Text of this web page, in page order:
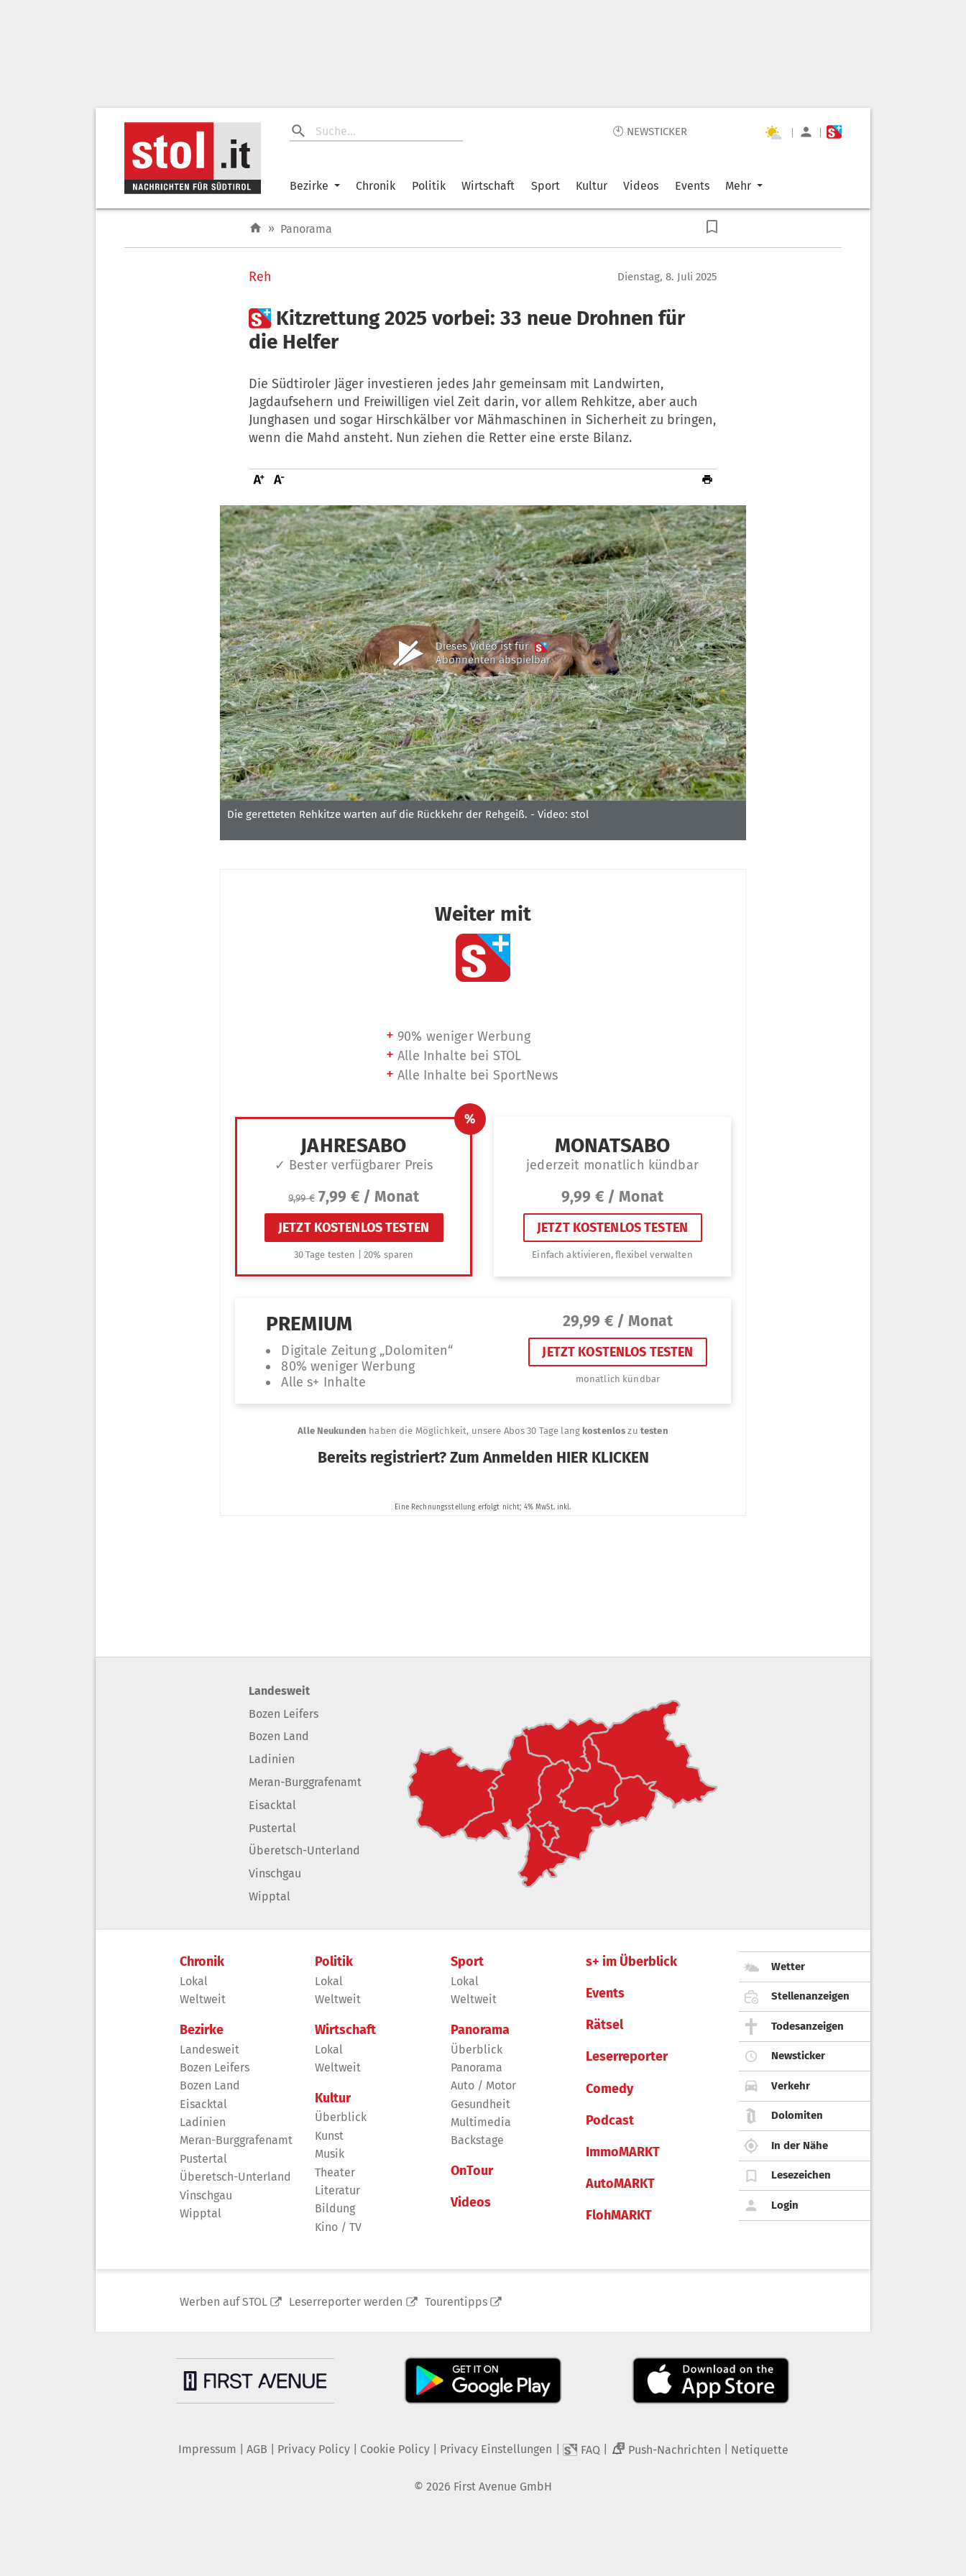
🕙 NEWSTICKER | |
Bezirke Chronik Politik Wirtschaft Sport Kultur Videos Events Mehr
» Panorama
Reh Dienstag, 8. Juli 2025
 Kitzrettung 2025 vorbei: 33 neue Drohnen für
die Helfer
Die Südtiroler Jäger investieren jedes Jahr gemeinsam mit Landwirten,
Jagdaufsehern und Freiwilligen viel Zeit darin, vor allem Rehkitze, aber auch
Junghasen und sogar Hirschkälber vor Mähmaschinen in Sicherheit zu bringen,
wenn die Mahd ansteht. Nun ziehen die Retter eine erste Bilanz.
Dieses Video ist für
Abonnenten abspielbar
Die geretteten Rehkitze warten auf die Rückkehr der Rehgeiß. - Video: stol
Landesweit
Bozen Leifers
Bozen Land
Ladinien
Meran-Burggrafenamt
Eisacktal
Pustertal
Überetsch-Unterland
Vinschgau
Wipptal
Chronik
Lokal
Weltweit
Bezirke
Landesweit
Bozen Leifers
Bozen Land
Eisacktal
Ladinien
Meran-Burggrafenamt
Pustertal
Überetsch-Unterland
Vinschgau
Wipptal
Politik
Lokal
Weltweit
Wirtschaft
Lokal
Weltweit
Kultur
Überblick
Kunst
Musik
Theater
Literatur
Bildung
Kino / TV
Sport
Lokal
Weltweit
Panorama
Überblick
Panorama
Auto / Motor
Gesundheit
Multimedia
Backstage
OnTour
Videos
s+ im Überblick
Events
Rätsel
Leserreporter
Comedy
Podcast
ImmoMARKT
AutoMARKT
FlohMARKT
Wetter
Stellenanzeigen
Todesanzeigen
Newsticker
Verkehr
Dolomiten
In der Nähe
Lesezeichen
Login
Werben auf STOL Leserreporter werden Tourentipps
Impressum AGB Privacy Policy| Cookie Policy| Privacy Einstellungen FAQ 2 Push-Nachrichten Netiquette
© 2026 First Avenue GmbH